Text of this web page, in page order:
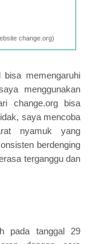
change.org)
memengaruhi
menggunakan
change.org bisa
saya mencoba
nyamuk yang
berdenging
terganggu dan
pada tanggal 29